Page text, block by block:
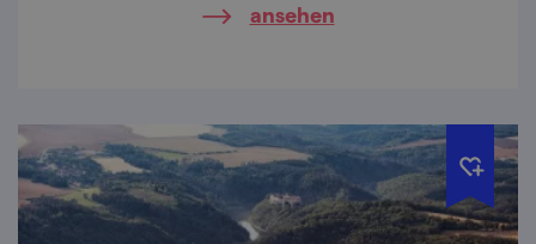
Gebiet von Modré hory (Blaue Berge)
ansehen